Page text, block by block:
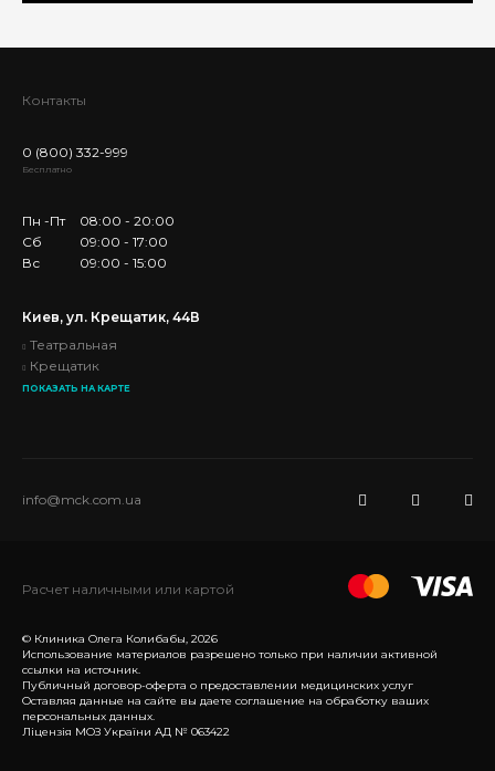
Контакты
0 (800) 332-999
Бесплатно
Пн -Пт
08:00 - 20:00
Сб
09:00 - 17:00
Вс
09:00 - 15:00
Киев, ул. Крещатик, 44В
Театральная
Крещатик
ПОКАЗАТЬ НА КАРТЕ
info@mck.com.ua
© Клиника Олега Колибабы, 2026
Использование материалов разрешено только при наличии активной
ссылки на источник.
Публичный договор-оферта о предоставлении медицинских услуг
Оставляя данные на сайте вы даете соглашение на обработку ваших
персональных данных.
Ліцензія МОЗ України АД № 063422
Расчет наличными или картой